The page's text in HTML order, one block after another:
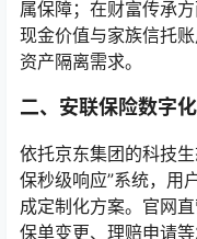
属保障；在财富传承
现金价值与家族信托
资产隔离需求。
二、安联保险数字
依托京东集团的科技
保秒级响应”系统，用
成定制化方案。官网
保单变更、理赔申请